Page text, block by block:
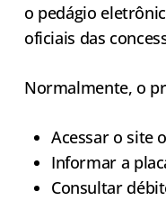
o pedágio
oficiais das
Normalmente, o
Acessar o site
Informar a
Consultar